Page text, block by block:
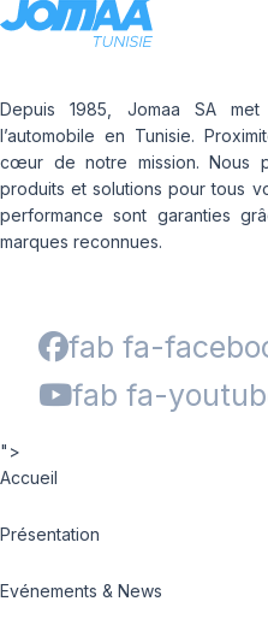
Depuis 1985, Jomaa SA
l’automobile en Tunisie.
cœur de notre mission. Nous
produits et solutions pour tous
performance sont garanties
marques reconnues.
fab fa-
fab fa-
">
Accueil
Présentation
Evénements & News